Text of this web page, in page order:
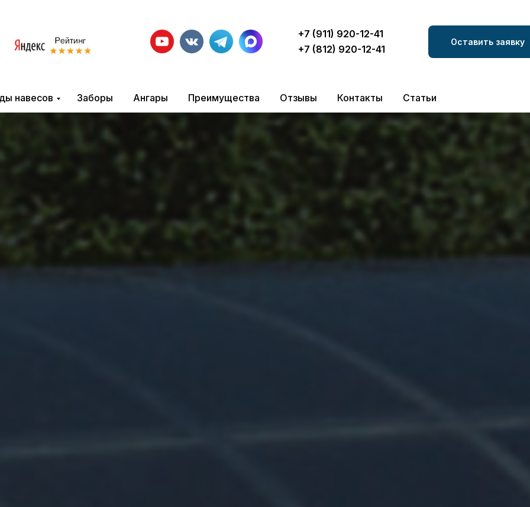
Оставить заявку
+7 (911) 920-12-41
+7 (812) 920-12-41
навесов Заборы Ангары Преимущества Отзывы Контакты Статьи